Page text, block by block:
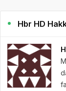
Hbr HD